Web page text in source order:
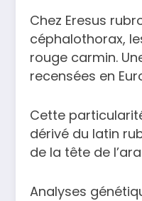
Chez Eresus
céphalothorax,
rouge carmin.
recensées en
Cette
dérivé du latin
de la tête de
Analyses